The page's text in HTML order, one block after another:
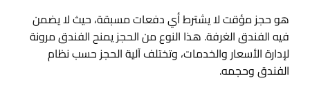
هو حجز مؤقت لا يشترط أي دفعات مسبقة، حيث لا يضمن
فيه الفندق الغرفة. هذا النوع من الحجز يمنح الفندق مرونة
لإدارة الأسعار والخدمات، وتختلف آلية الحجز حسب نظام
الفندق وحجمه.